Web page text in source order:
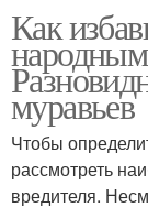
Как
муравьев
Чтобы
рассмотреть
вредителя.